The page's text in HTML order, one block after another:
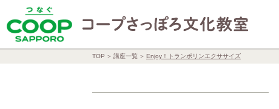
TOP 講座一覧 Enjoy！トランポリンエクササイズ